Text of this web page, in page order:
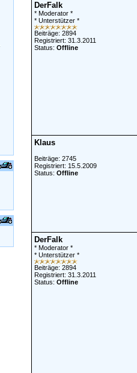
DerFalk
* Moderator *
* Unterstützer *
Beiträge: 2894
Registriert: 31.3.2011
Status: Offline
Klaus
Beiträge: 2745
Registriert: 15.5.2009
Status: Offline
DerFalk
* Moderator *
* Unterstützer *
Beiträge: 2894
Registriert: 31.3.2011
Status: Offline